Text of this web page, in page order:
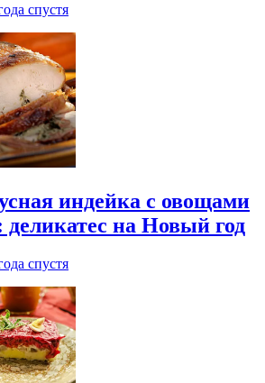
спустя
индейка с овощами
деликатес на Новый год
спустя